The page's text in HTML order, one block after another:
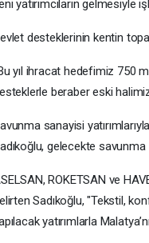
yatırımcıların gelmesiyle
desteklerinin kentin
yıl ihracat hedefimiz 750
beraber eski
sanayisi
gelecekte savunma
ROKETSAN ve
Sadıkoğlu, "Tekstil,
yatırımlarla